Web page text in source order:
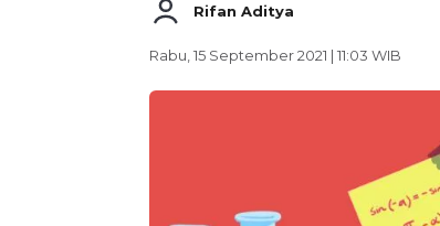
Rifan Aditya
Rabu, 15 September 2021 | 11:03 WIB